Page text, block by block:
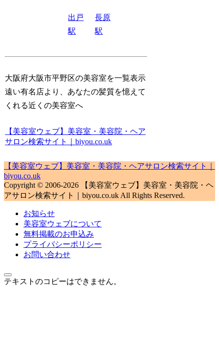
出戸
駅
長原
駅
大阪府大阪市平野区の美容室を一覧表示
遠い有名店より、あなたの髪質を憶えて
くれる近くの美容室へ
【美容室ウェブ】美容室・美容院・ヘア
サロン検索サイト｜biyou.co.uk
【美容室ウェブ】美容室・美容院・ヘアサロン検索サイト｜
biyou.co.uk
Copyright © 2006-2026 【美容室ウェブ】美容室・美容院・ヘ
アサロン検索サイト｜biyou.co.uk All Rights Reserved.
お知らせ
美容室ウェブについて
無料掲載のお申込み
プライバシーポリシー
お問い合わせ
テキストのコピーはできません。